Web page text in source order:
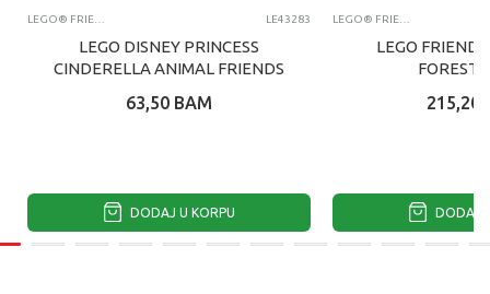
LEGO® FRIENDS LE43283
LEGO DISNEY PRINCESS
CINDERELLA ANIMAL FRIENDS
63,50 BAM
DODAJ U KORPU
LEGO® FRIENDS
LEGO
FOREST
215,20
DODAJ